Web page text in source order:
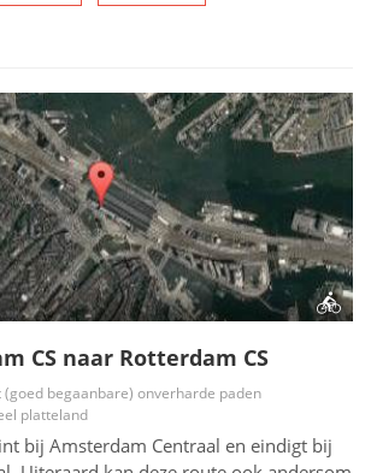
CS naar Rotterdam CS
(goed begaanbare) onverharde paden
platteland
bij Amsterdam Centraal en eindigt bij